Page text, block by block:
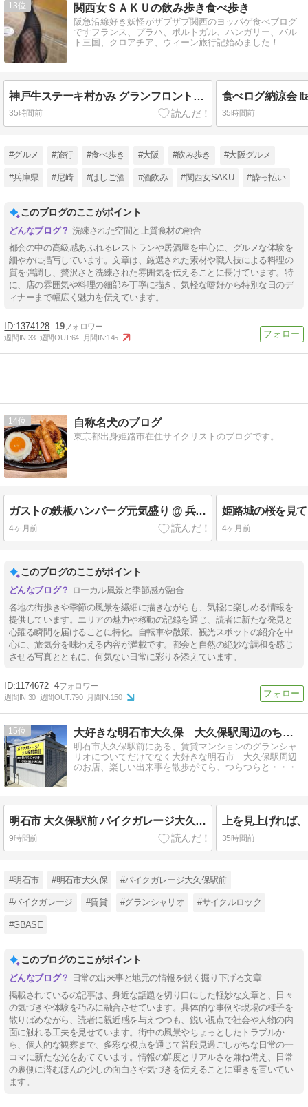
13 関西女ＳＡＫＵの飲み歩き食べ歩き
阪急沿線好き妖怪がザブザブ関西のヨッパゲ食べブログ
ですフランス、プラハ、ポルトガル、ハンガリー、バル
ト三国、クロアチア、ウィーン旅行記始めました！
神戸牛ステーキ村かみ グランフロント大阪 A５ランク 高級鉄板焼 デート 大阪ディナー 接待 わ
35時間前 35時間前
#グルメ #旅行 #食べ歩き #大阪 #飲み歩き #大阪グルメ
#兵庫県 #尼崎 #はしご酒 #酒飲み #関西女SAKU #酔っ払い
このブログのここがポイント
洗練された空間と上質食材の融合
都会の中の高級感あふれるレストランや居酒屋を中心に、グルメな体験を
細やかに描写しています。文章は、厳選された素材や職人技による料理の
質を強調し、贅沢さと洗練された雰囲気を伝えることに長けています。特
に、店の雰囲気や料理の細部を丁寧に描き、気軽な嗜好から特別な日のデ
ィナーまで幅広く魅力を伝えています。
1374128 19
週間IN:33 週間OUT:64 月間IN:145
14 自称名犬のブログ
東京都出身姫路市在住サイクリストのブログです。
ガストの鉄板ハンバーグ元気盛り @ 兵庫県姫路市
4ヶ月前 4ヶ月前
このブログのここがポイント
ローカル風景と季節感が融合
各地の街歩きや季節の風景を繊細に描きながらも、気軽に楽しめる情報を
提供しています。エリアの魅力や移動の記録を通じ、読者に新たな発見と
心躍る瞬間を届けることに特化。自転車や散策、観光スポットの紹介を中
心に、旅気分を味わえる内容が満載です。都会と自然の絶妙な調和を感じ
させる写真とともに、何気ない日常に彩りを添えています。
1174672 4
週間IN:30 週間OUT:790 月間IN:150
15 大好きな明石市大久保 大久保駅周辺のちょっとした情報
明石市大久保駅前にある、賃貸マンションのグランシャ
リオについてだけでなく大好きな明石市 大久保駅周辺
のお店、楽しい出来事を散歩がてら、つらつらと・・・
明石市 大久保駅前 バイクガレージ大久保駅前Ⅱ ミディアムタイプ 即日ご利用可能です。
9時間前 35時間前
#明石市 #明石市大久保 #バイクガレージ大久保駅前
#バイクガレージ #賃貸 #グランシャリオ #サイクルロック
#GBASE
このブログのここがポイント
日常の出来事と地元の情報を鋭く掘り下げる文章
掲載されているの記事は、身近な話題を切り口にした軽妙な文章と、日々
の気づきや体験を巧みに融合させています。具体的な事例や現場の様子を
散りばめながら、読者に親近感を与えつつも、鋭い視点で社会や人物の内
面に触れる工夫を見せています。街中の風景やちょっとしたトラブルか
ら、個人的な観察まで、多彩な視点を通じて普段見過ごしがちな日常の一
コマに新たな光をあてています。情報の鮮度とリアルさを兼ね備え、日常
の裏側に潜むほんの少しの面白さや気づきを伝えることに重きを置いてい
ます。